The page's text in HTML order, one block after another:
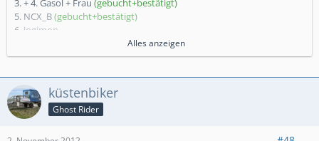
3. + 4. Gasol + Frau (gebucht+bestätigt)
5. NCX_B(gebucht+bestätigt)
6. jogimon
7. + 8. Bernhard und Manuela (Xlight mit Frau)
(gebucht+bestätigt)
11. Pedex
12. MvK (erstmal dabei)
14. + 15. MR68 (Micha mit Frau)
Alles anzeigen
küstenbiker
Ghost Rider